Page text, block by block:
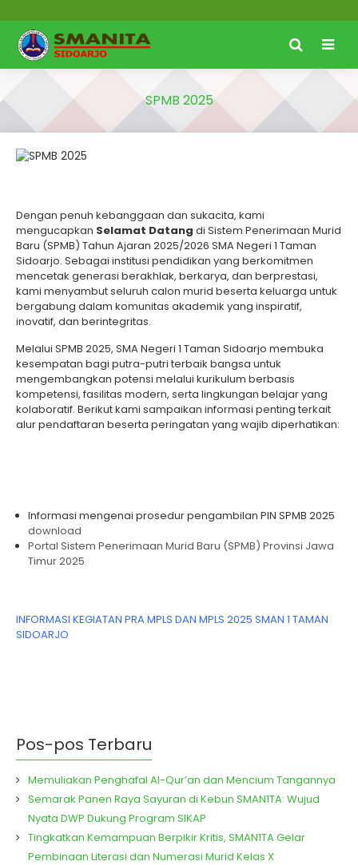
SPMB 2025
Dengan penuh kebanggaan dan sukacita, kami
mengucapkan Selamat Datang di Sistem Penerimaan Murid
Baru (SPMB) Tahun Ajaran 2025/2026 SMA Negeri 1 Taman
Sidoarjo. Sebagai institusi pendidikan yang berkomitmen
mencetak generasi berakhlak, berkarya, dan berprestasi,
kami menyambut seluruh calon murid beserta keluarga untuk
bergabung dalam komunitas akademik yang inspiratif,
inovatif, dan berintegritas.
Melalui SPMB 2025, SMA Negeri 1 Taman Sidoarjo membuka
kesempatan bagi putra-putri terbaik bangsa untuk
mengembangkan potensi melalui kurikulum berbasis
kompetensi, fasilitas modern, serta lingkungan belajar yang
kolaboratif. Berikut kami sampaikan informasi penting terkait
alur pendaftaran beserta peringatan yang wajib diperhatikan:
Informasi mengenai prosedur pengambilan PIN SPMB 2025
download
Portal Sistem Penerimaan Murid Baru (SPMB) Provinsi Jawa
Timur 2025
INFORMASI KEGIATAN PRA MPLS DAN MPLS 2025 SMAN 1 TAMAN
SIDOARJO
Pos-pos Terbaru
Memuliakan Penghafal Al-Qur’an dan Mencium Tangannya
Semarak Panen Raya Sayuran di Kebun SMAN1TA: Wujud
Nyata DWP Dukung Program SIKAP
Tingkatkan Kemampuan Berpikir Kritis, SMAN1TA Gelar
Pembinaan Literasi dan Numerasi Murid Kelas X